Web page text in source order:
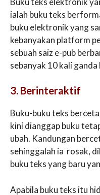
ialah buku teks
buku elektronik yang
kebanyakan platform
sebuah saiz e-pub
sebanyak 10 kali ganda
3. Berinteraktif
Buku-buku teks
kini dianggap buku
ubah. Kandungan
sehinggalah ia rosak,
buku teks yang baru
Apabila buku teks itu